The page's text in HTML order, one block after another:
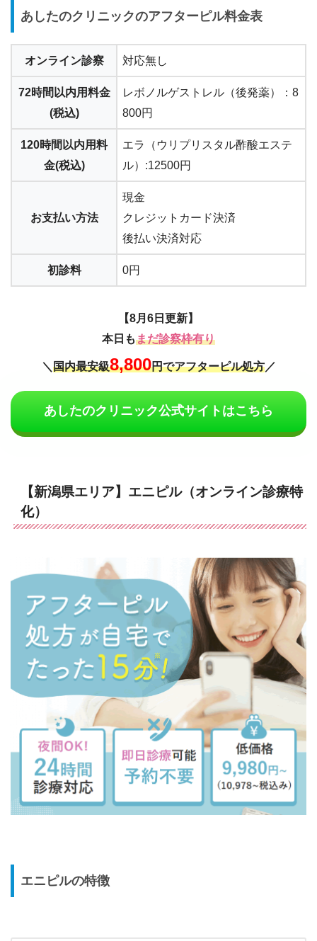
あしたのクリニックのアフターピル料金表
オンライン診察 対応無し
72時間以内用料金
(税込)
レボノルゲストレル（後発薬）：8
800円
120時間以内用料
金(税込)
エラ（ウリプリスタル酢酸エステ
ル）:12500円
お支払い方法
現金
クレジットカード決済
後払い決済対応
初診料 0円
【8月6日更新】
本日もまだ診察枠有り
＼ 国内最安級8,800円でアフターピル処方／
あしたのクリニック公式サイトはこちら
【新潟県エリア】エニピル（オンライン診療特
化）
エニピルの特徴